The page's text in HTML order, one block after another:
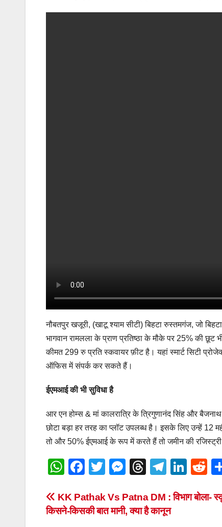
नौबतपुर खजूरी, (खाटू श्याम सीटी) बिहटा रुस्तमगंज, जो
भागवान रामलला के प्राण प्रतिष्ठा के मौके पर 25% की छूट
कीमत 299 रु प्रति स्कवायर फ़ीट है। यहां स्मार्ट सिटी
ऑफिस में संपर्क कर सकते हैं।
ईएमआई की भी सुविधा है
आर एन होम्स & मां कालरात्रि के त्रिगुणानंद सिंह और
छोटा बड़ा हर तरह का प्लॉट उपलब्ध है। इसके लिए उन्हें
तो और 50% ईएमआई के रूप में करते हैं तो जमीन की रजिस्ट्री
W
at
s
F
c
e
T
tt
er
M
ss
e
T
e
a
T
e
gr
Li
k
R
d
Post
navigation
KK Pathak Vs Patna DM : विभाग बोला-
किसने-किसकी बात मानी, क्या है कानून